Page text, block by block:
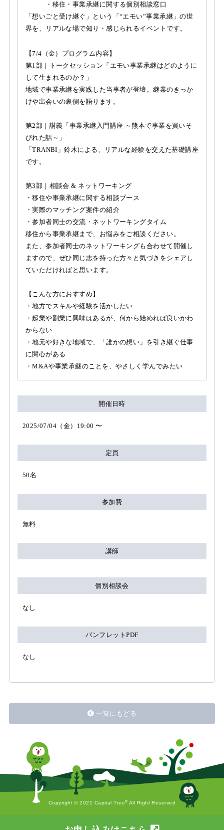
・移住・事業承継に関する個別相談窓口
「想いごと受け継ぐ」という「“エモい”事業承継」の世
界を、リアルな場で知り・感じられるイベントです。
【7/4（金）プログラム内容】
第1部｜トークセッション「エモい事業承継はどのように
して生まれるのか？」
地域で事業承継を実践した当事者が登壇。継業のきっか
けや出会いの裏側を語ります。
第2部｜講義「事業承継入門講座 ～熊本で事業を買いそ
びれた話～」
「TRANBI」鈴木による、リアルな経験を交えた基礎講座
です。
第3部｜相談会 & ネットワーキング
・移住や事業承継に関する相談ブース
・実際のマッチング案件の紹介
・参加者同士の交流・ネットワーキングタイム
移住から事業承継まで、お悩みをご相談ください。
また、参加者同士のネットワーキングも合わせて開催し
ますので、ぜひ同じ志を持った方々と気づきをシェアし
ていただければと思います。
【こんな方におすすめ】
・地方でスキルや経験を活かしたい
・起業や副業に興味はあるが、何から始めれば良いかわ
からない
・地元や好きな地域で、「誰かの想い」を引き継ぐ仕事
に関心がある
・M&Aや事業承継のことを、やさしく学んでみたい
開催日時
2025/07/04（金）19:00 〜
定員
50名
参加費
無料
講師
個別相談会
なし
パンフレットPDF
なし
一覧にもどる
Copyright © 2021 Capital Tree® All Right Reserved